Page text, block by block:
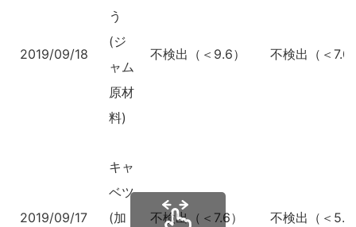
2019/09/18
う
(ジ
ャム
原材
料)
不検出（＜9.6） 不検出（＜7.0
2019/09/17
キャ
ベツ
(加
不検出（＜7.6） 不検出（＜5.4